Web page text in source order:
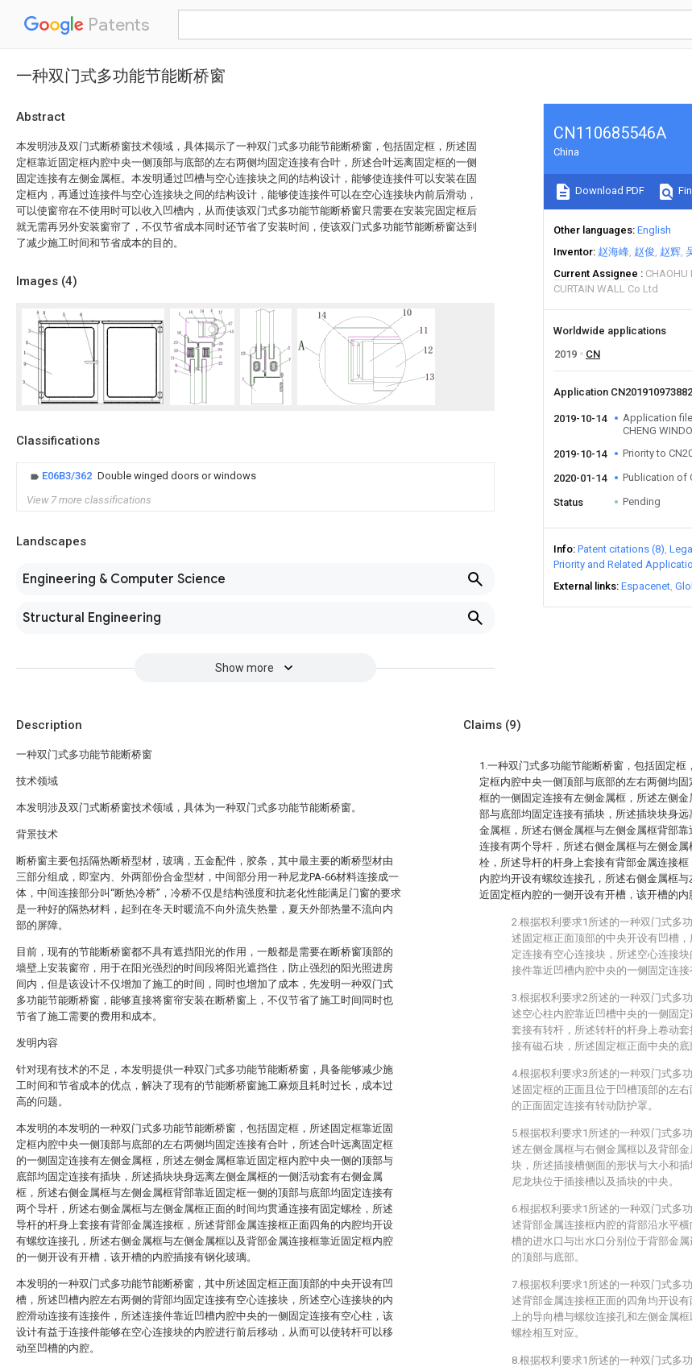
Patents
一种双门式多功能节能断桥窗
Abstract
本发明涉及双门式断桥窗技术领域，具体揭示了一种双门式多功能节能断桥窗，包括固定框，所述固
定框靠近固定框内腔中央一侧顶部与底部的左右两侧均固定连接有合叶，所述合叶远离固定框的一侧
固定连接有左侧金属框。本发明通过凹槽与空心连接块之间的结构设计，能够使连接件可以安装在固
定框内，再通过连接件与空心连接块之间的结构设计，能够使连接件可以在空心连接块内前后滑动，
可以使窗帘在不使用时可以收入凹槽内，从而使该双门式多功能节能断桥窗只需要在安装完固定框后
就无需再另外安装窗帘了，不仅节省成本同时还节省了安装时间，使该双门式多功能节能断桥窗达到
了减少施工时间和节省成本的目的。
Images (4)
Classifications
E06B3/362 Double winged doors or windows
View 7 more classifications
Landscapes
Engineering & Computer Science
Structural Engineering
Show more
CN110685546A
China
Download PDF
Other languages English
Inventor 赵海峰 赵俊 赵辉
Current Assignee
CHAOHU
CURTAIN WALL Co Ltd
Worldwide applications
2019
CN
Application
2019-10-14
Application
CHENG
2019-10-14
Priority to
2020-01-14 Publication of
Status Pending
Info Patent citations (8)
Priority and Related
External links Espacenet
Description
一种双门式多功能节能断桥窗
技术领域
本发明涉及双门式断桥窗技术领域，具体为一种双门式多功能节能断桥窗。
背景技术
断桥窗主要包括隔热断桥型材，玻璃，五金配件，胶条，其中最主要的断桥型材由
三部分组成，即室内、外两部份合金型材，中间部分用一种尼龙PA-66材料连接成一
体，中间连接部分叫“断热冷桥”，冷桥不仅是结构强度和抗老化性能满足门窗的要求
是一种好的隔热材料，起到在冬天时暖流不向外流失热量，夏天外部热量不流向内
部的屏障。
目前，现有的节能断桥窗都不具有遮挡阳光的作用，一般都是需要在断桥窗顶部的
墙壁上安装窗帘，用于在阳光强烈的时间段将阳光遮挡住，防止强烈的阳光照进房
间内，但是该设计不仅增加了施工的时间，同时也增加了成本，先发明一种双门式
多功能节能断桥窗，能够直接将窗帘安装在断桥窗上，不仅节省了施工时间同时也
节省了施工需要的费用和成本。
发明内容
针对现有技术的不足，本发明提供一种双门式多功能节能断桥窗，具备能够减少施
工时间和节省成本的优点，解决了现有的节能断桥窗施工麻烦且耗时过长，成本过
高的问题。
本发明的本发明的一种双门式多功能节能断桥窗，包括固定框，所述固定框靠近固
定框内腔中央一侧顶部与底部的左右两侧均固定连接有合叶，所述合叶远离固定框
的一侧固定连接有左侧金属框，所述左侧金属框靠近固定框内腔中央一侧的顶部与
底部均固定连接有插块，所述插块块身远离左侧金属框的一侧活动套有右侧金属
框，所述右侧金属框与左侧金属框背部靠近固定框一侧的顶部与底部均固定连接有
两个导杆，所述右侧金属框与左侧金属框正面的时间均贯通连接有固定螺栓，所述
导杆的杆身上套接有背部金属连接框，所述背部金属连接框正面四角的内腔均开设
有螺纹连接孔，所述右侧金属框与左侧金属框以及背部金属连接框靠近固定框内腔
的一侧开设有开槽，该开槽的内腔插接有钢化玻璃。
本发明的一种双门式多功能节能断桥窗，其中所述固定框正面顶部的中央开设有凹
槽，所述凹槽内腔左右两侧的背部均固定连接有空心连接块，所述空心连接块的内
腔滑动连接有连接件，所述连接件靠近凹槽内腔中央的一侧固定连接有空心柱，该
设计有益于连接件能够在空心连接块的内腔进行前后移动，从而可以使转杆可以移
动至凹槽的内腔。
Claims (9)
1.一种双门式多功能节能断桥窗，包括固定框
定框内腔中央一侧顶部与底部的左右两侧均
框的一侧固定连接有左侧金属框，所述左侧
部与底部均固定连接有插块，所述插块块身
金属框，所述右侧金属框与左侧金属框背部
连接有两个导杆，所述右侧金属框与左侧金
栓，所述导杆的杆身上套接有背部金属连接
内腔均开设有螺纹连接孔，所述右侧金属框
近固定框内腔的一侧开设有开槽，该开槽的内
2.根据权利要求1所述的一种双门式多
述固定框正面顶部的中央开设有凹槽
定连接有空心连接块，所述空心连接
接件靠近凹槽内腔中央的一侧固定连接
3.根据权利要求2所述的一种双门式多
述空心柱内腔靠近凹槽中央的一侧固
套接有转杆，所述转杆的杆身上卷动
接有磁石块，所述固定框正面中央的底
4.根据权利要求3所述的一种双门式多
述固定框的正面且位于凹槽顶部的左
的正面固定连接有转动防护罩。
5.根据权利要求1所述的一种双门式多
述左侧金属框与右侧金属框以及背部
块，所述插接槽侧面的形状与大小和
尼龙块位于插接槽以及插块的中央。
6.根据权利要求1所述的一种双门式多
述背部金属连接框内腔的背部沿水平
槽的进水口与出水口分别位于背部金
的顶部与底部。
7.根据权利要求1所述的一种双门式多
述背部金属连接框正面的四角均开设
上的导向槽与螺纹连接孔和左侧金属
螺栓相互对应。
8.根据权利要求1所述的一种双门式多